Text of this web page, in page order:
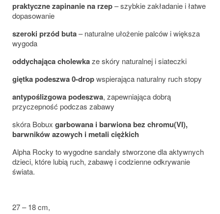
praktyczne zapinanie na rzep– szybkie zakładanie i łatwe
dopasowanie
szeroki przód buta– naturalne ułożenie palców i większa
wygoda
oddychająca cholewkaze skóry naturalnej i siateczki
giętka podeszwa 0-dropwspierająca naturalny ruch stopy
antypoślizgowa podeszwa, zapewniająca dobrą
przyczepność podczas zabawy
skóra Bobux garbowana i barwiona bez chromu(VI),
barwników azowych i metali ciężkich
Alpha Rocky to wygodne sandały stworzone dla aktywnych
dzieci, które lubią ruch, zabawę i codzienne odkrywanie
świata.
27 – 18 cm,